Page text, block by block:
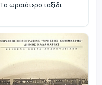
Το ωραιότερο ταξίδι